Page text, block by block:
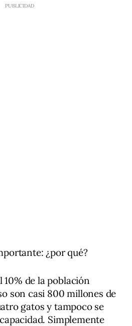
¿por qué?
de la población
son casi 800 millones de
gatos y tampoco se
Simplemente